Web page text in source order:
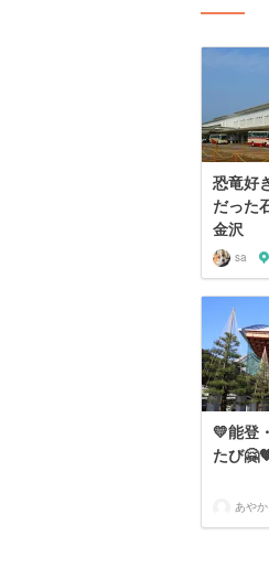
恐竜好
だった
金沢
sa
💛能登
たび
あやか